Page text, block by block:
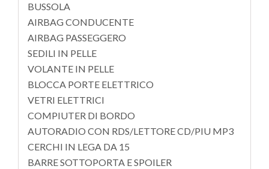
BUSSOLA
AIRBAG CONDUCENTE
AIRBAG PASSEGGERO
SEDILI IN PELLE
VOLANTE IN PELLE
BLOCCA PORTE ELETTRICO
VETRI ELETTRICI
COMPIUTER DI BORDO
AUTORADIO CON RDS/LETTORE CD/PIU MP3
CERCHI IN LEGA DA 15
BARRE SOTTOPORTA E SPOILER